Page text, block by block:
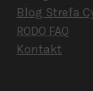
Blog Strefa
RODO FAQ
Kontakt